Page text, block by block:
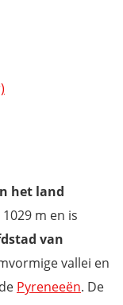
het land
m en is
van
vallei en
Pyreneeën. De